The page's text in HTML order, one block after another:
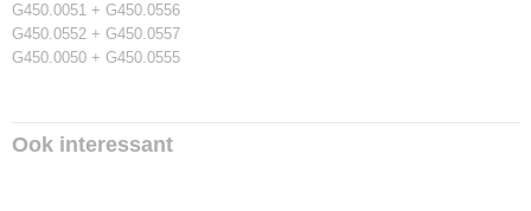
G450.0051 + G450.0556
G450.0552 + G450.0557
G450.0050 + G450.0555
Ook interessant